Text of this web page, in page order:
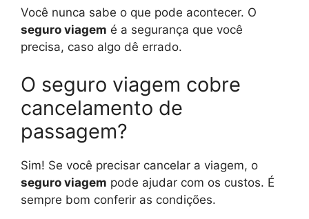
Você nunca sabe o que pode acontecer. O
seguro viagem é a segurança que você
precisa, caso algo dê errado.
O seguro viagem cobre
cancelamento de
passagem?
Sim! Se você precisar cancelar a viagem, o
seguro viagem pode ajudar com os custos. É
sempre bom conferir as condições.